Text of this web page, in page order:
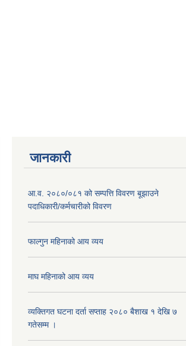
जानकारी
आ.व. २०८०/०८१ को सम्पत्ति विवरण बूझाउने
पदाधिकारी/कर्मचारीको विवरण
फाल्गुन महिनाको आय व्यय
माघ महिनाको आय व्यय
व्यक्तिगत घटना दर्ता सप्ताह २०८० बैशाख १ देखि ७
गतेसम्म ।